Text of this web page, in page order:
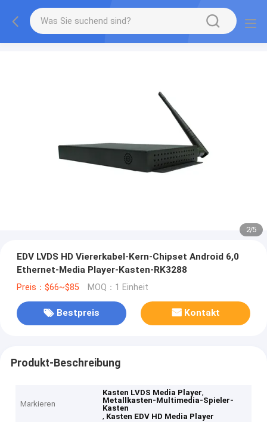
2/5
EDV LVDS HD Viererkabel-Kern-Chipset Android 6,0
Ethernet-Media Player-Kasten-RK3288
Preis：$66~$85 MOQ：1 Einheit
Bestpreis Kontakt
Produkt-Beschreibung
Markieren
Kasten LVDS Media Player,
Metallkasten-Multimedia-Spieler-
Kasten
, Kasten EDV HD Media Player